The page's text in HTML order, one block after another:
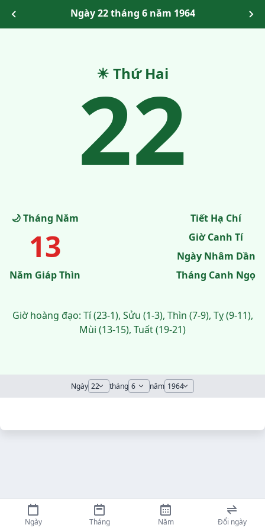
Ngày 22 tháng 6 năm 1964
☀ Thứ Hai
22
🌙 Tháng Năm
13
Năm Giáp Thìn
Tiết Hạ Chí
Giờ Canh Tí
Ngày Nhâm Dần
Tháng Canh Ngọ
Giờ hoàng đạo: Tí (23-1), Sửu (1-3), Thìn (7-9), Tỵ (9-11),
Mùi (13-15), Tuất (19-21)
Ngày tháng năm
Ngày Tháng Năm Đổi ngày